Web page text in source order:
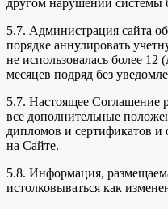
другом нарушении системы
5.7. Администрация сайта
порядке аннулировать
не использовалась более 12
месяцев подряд без
5.7. Настоящее Соглашение
все дополнительные
дипломов и сертификатов и
на Сайте.
5.8. Информация,
истолковываться как